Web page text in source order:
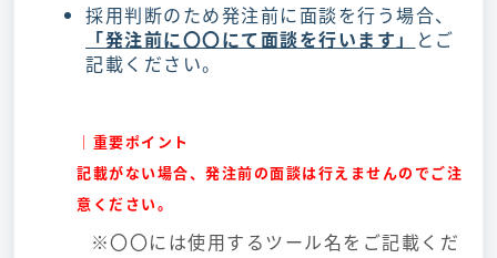
採用判断のため発注前に面談を行う場合、
「発注前に〇〇にて面談を行います」
とご
記載ください。
｜重要ポイント
記載がない場合、発注前の面談は行えませんのでご注
意ください。
※〇〇には使用するツール名をご記載くだ